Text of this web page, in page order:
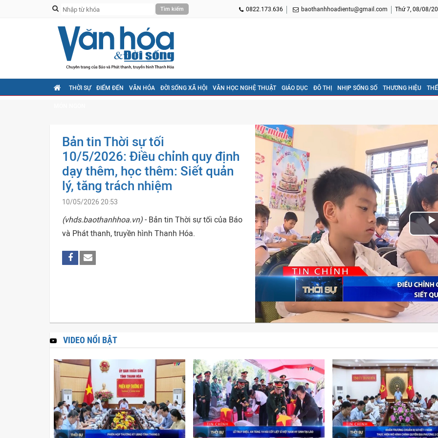
0822.173.636 baothanhhoadientu@gmail.com Thứ 7, 08/08/
THỜI SỰ ĐIỂM ĐẾN VĂN HÓA ĐỜI SỐNG XÃ HỘI VĂN HỌC NGHỆ THUẬT GIÁO DỤC ĐÔ THỊ NHỊP SỐNG SỐ THƯƠNG HIỆU
Play
Bản tin Thời sự tối
10/5/2026: Điều chỉnh quy định
dạy thêm, học thêm: Siết quản
lý, tăng trách nhiệm
10/05/2026 20:53
(vhds.baothanhhoa.vn) - Bản tin Thời sự tối của Báo
và Phát thanh, truyền hình Thanh Hóa.
VIDEO NỔI BẬT